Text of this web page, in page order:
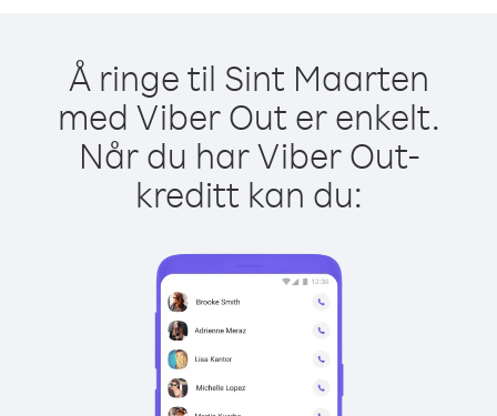
Å ringe til Sint Maarten
med Viber Out er enkelt.
Når du har Viber Out-
kreditt kan du: